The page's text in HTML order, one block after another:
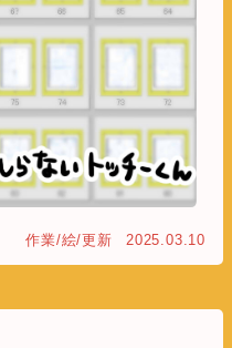
作業/絵/更新 2025.03.10